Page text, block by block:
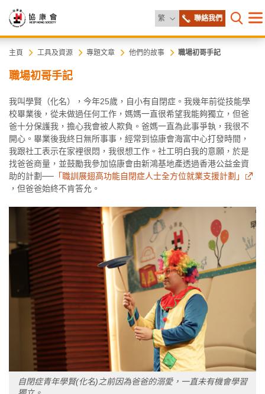
繁 更改語言聯絡我們
打開目
協
康
會
主頁 工具及資源 專題文章 他們的故事 職場初哥手記
職場初哥手記
我叫學賢（化名），今年25歲，自小有自閉症。我幾年前從技能學
校畢業後，從未做過任何工作，媽媽一直很希望我能夠獨立，但爸
爸十分保護我，擔心我會被人欺負。爸媽一直為此事爭執，我很不
開心。畢業後我終日無所事事，經常到協康會海富中心打發時間，
我跟社工表示在家裡很悶，我很想工作。社工明白我的意願，於是
找爸爸商量，並鼓勵我參加協康會由新鴻基地產透過香港公益金資
助的計劃── 「職訓展翅高功能自閉症人士全方位就業支援計劃」
，但爸爸始終不肯答允。
自閉症青年學賢(化名)之前因為爸爸的溺愛，一直未有機會學習